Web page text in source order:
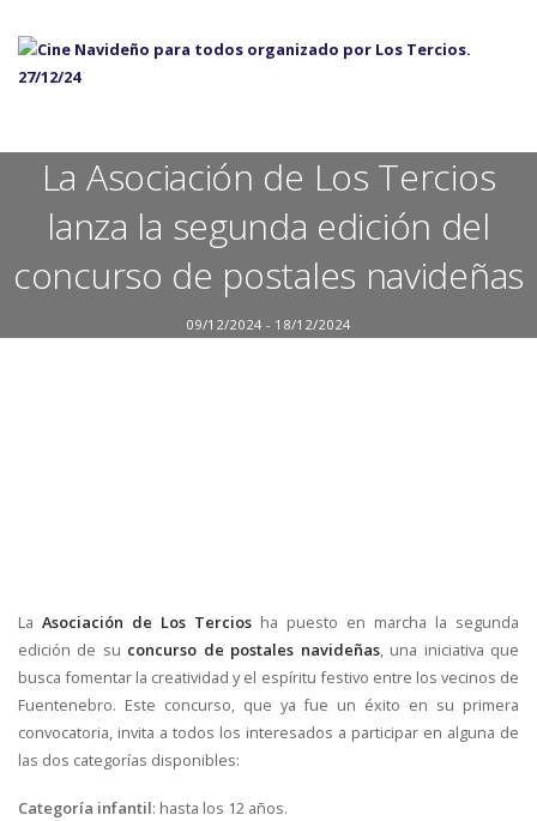
La Asociación de Los Tercios
lanza la segunda edición del
concurso de postales navideñas
09/12/2024 - 18/12/2024
La Asociación de Los Tercios ha puesto en marcha la segunda
edición de su concurso de postales navideñas, una iniciativa que
busca fomentar la creatividad y el espíritu festivo entre los vecinos de
Fuentenebro. Este concurso, que ya fue un éxito en su primera
convocatoria, invita a todos los interesados a participar en alguna de
las dos categorías disponibles:
Categoría infantil: hasta los 12 años.